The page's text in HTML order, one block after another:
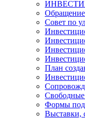
Совет по
План
Формы
Выставки,